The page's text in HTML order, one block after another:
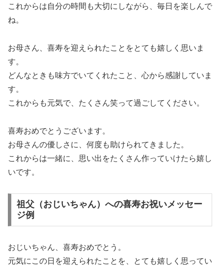
これからは自分の時間も大切にしながら、毎日を楽しんで
ね。
お母さん、喜寿を迎えられたことをとても嬉しく思いま
す。
どんなときも味方でいてくれたこと、心から感謝していま
す。
これからも元気で、たくさん笑って過ごしてください。
喜寿おめでとうございます。
お母さんの優しさに、何度も助けられてきました。
これからは一緒に、思い出をたくさん作っていけたら嬉し
いです。
祖父（おじいちゃん）への喜寿お祝いメッセー
ジ例
おじいちゃん、喜寿おめでとう。
元気にこの日を迎えられたことを、とても嬉しく思ってい